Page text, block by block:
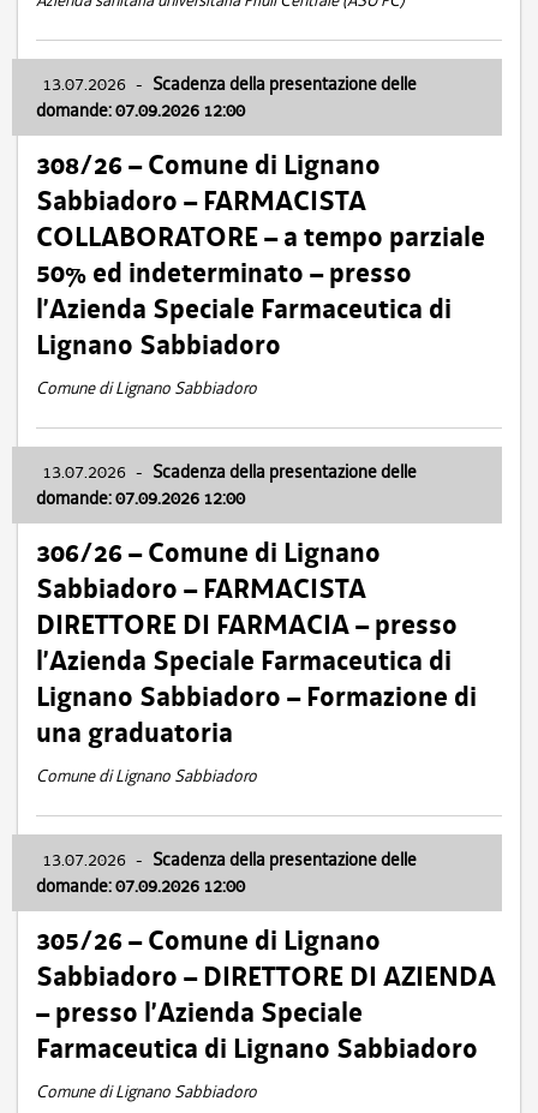
13.07.2026 - Scadenza della presentazione delle
domande: 07.09.2026 12:00
308/26 – Comune di Lignano
Sabbiadoro – FARMACISTA
COLLABORATORE – a tempo parziale
50% ed indeterminato – presso
l’Azienda Speciale Farmaceutica di
Lignano Sabbiadoro
Comune di Lignano Sabbiadoro
13.07.2026 - Scadenza della presentazione delle
domande: 07.09.2026 12:00
306/26 – Comune di Lignano
Sabbiadoro – FARMACISTA
DIRETTORE DI FARMACIA – presso
l’Azienda Speciale Farmaceutica di
Lignano Sabbiadoro – Formazione di
una graduatoria
Comune di Lignano Sabbiadoro
13.07.2026 - Scadenza della presentazione delle
domande: 07.09.2026 12:00
305/26 – Comune di Lignano
Sabbiadoro – DIRETTORE DI AZIENDA
– presso l’Azienda Speciale
Farmaceutica di Lignano Sabbiadoro
Comune di Lignano Sabbiadoro